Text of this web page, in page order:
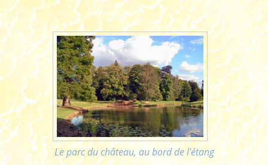
Le parc du château, au bord de l'étang